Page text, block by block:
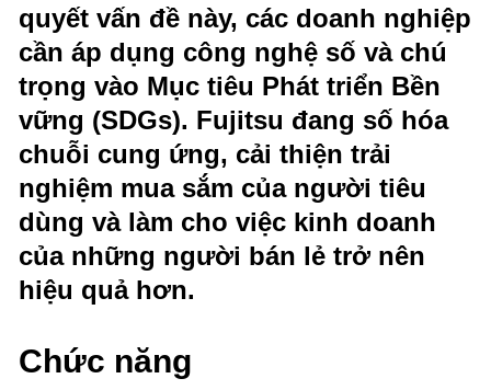
quyết vấn đề này, các doanh nghiệp
cần áp dụng công nghệ số và chú
trọng vào Mục tiêu Phát triển Bền
vững (SDGs). Fujitsu đang số hóa
chuỗi cung ứng, cải thiện trải
nghiệm mua sắm của người tiêu
dùng và làm cho việc kinh doanh
của những người bán lẻ trở nên
hiệu quả hơn.
Chức năng